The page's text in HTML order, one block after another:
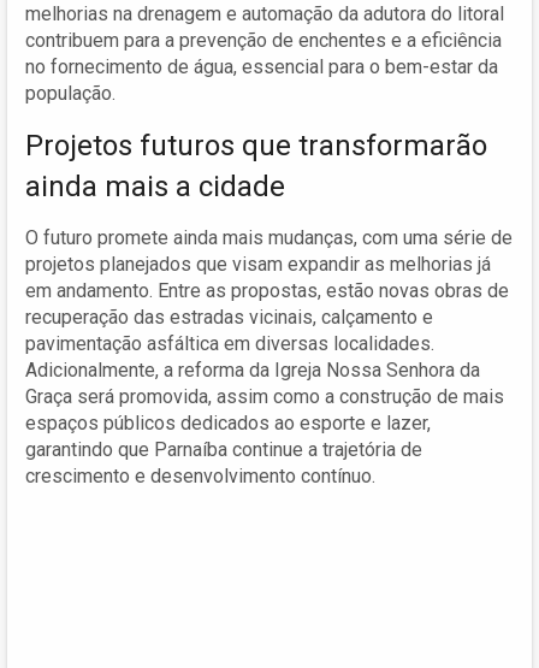
melhorias na drenagem e automação da adutora do litoral
contribuem para a prevenção de enchentes e a eficiência
no fornecimento de água, essencial para o bem-estar da
população.
Projetos futuros que transformarão
ainda mais a cidade
O futuro promete ainda mais mudanças, com uma série de
projetos planejados que visam expandir as melhorias já
em andamento. Entre as propostas, estão novas obras de
recuperação das estradas vicinais, calçamento e
pavimentação asfáltica em diversas localidades.
Adicionalmente, a reforma da Igreja Nossa Senhora da
Graça será promovida, assim como a construção de mais
espaços públicos dedicados ao esporte e lazer,
garantindo que Parnaíba continue a trajetória de
crescimento e desenvolvimento contínuo.